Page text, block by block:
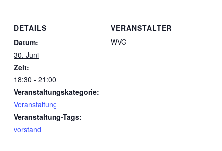
DETAILS
Datum:
30. Juni
Zeit:
18:30 - 21:00
Veranstaltungskategorie:
Veranstaltung
Veranstaltung-Tags:
vorstand
VERANSTALTER
WVG